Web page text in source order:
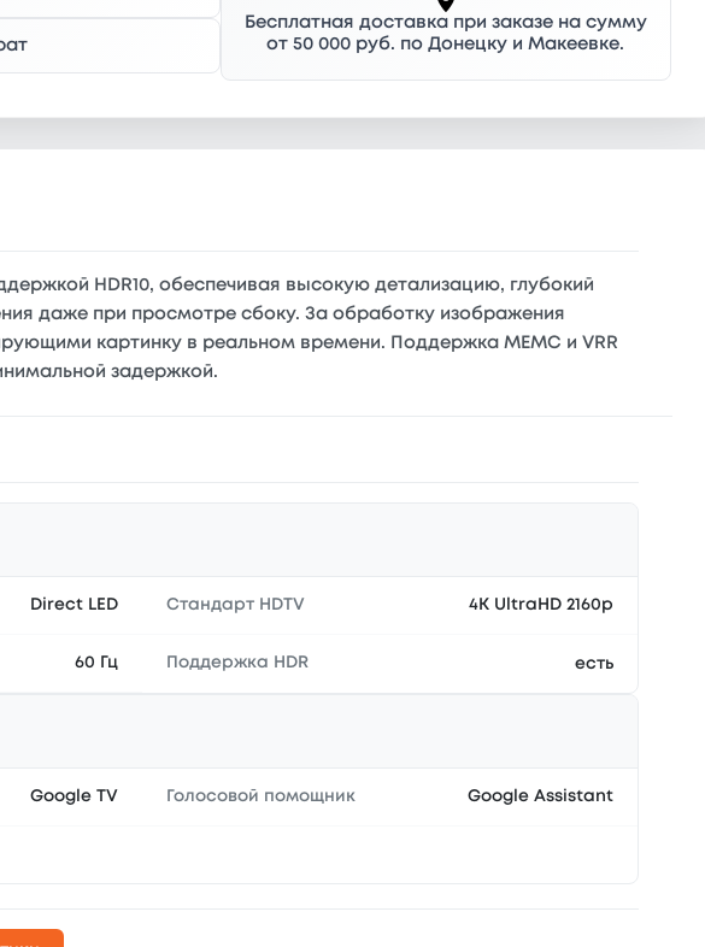
Бесплатная доставка при заказе на сумму
от 50 000 руб. по Донецку и Макеевке.
HDR10, обеспечивая высокую детализацию, глубокий
даже при просмотре сбоку. За обработку изображения
картинку в реальном времени. Поддержка MEMC и VRR
задержкой.
Direct LED Стандарт HDTV 4K UltraHD 2160p
60 Гц Поддержка HDR есть
Google TV Голосовой помощник Google Assistant